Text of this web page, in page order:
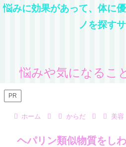
悩みに効果があって、体に
ノを探す
悩みや気になるこ
PR
ホーム からだ 美容
ヘパリン類似物質をし